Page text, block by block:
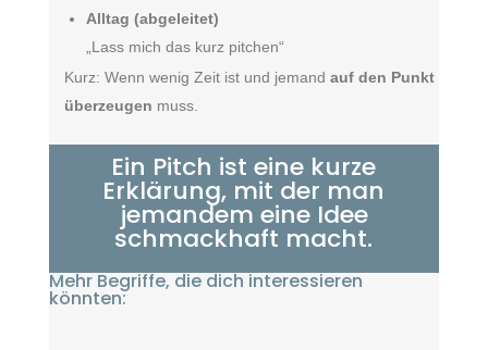
Alltag (abgeleitet)
„Lass mich das kurz pitchen“
Kurz: Wenn wenig Zeit ist und jemand auf den Punkt
überzeugen muss.
Ein Pitch ist eine kurze
Erklärung, mit der man
jemandem eine Idee
schmackhaft macht.
Mehr Begriffe, die dich interessieren
könnten: